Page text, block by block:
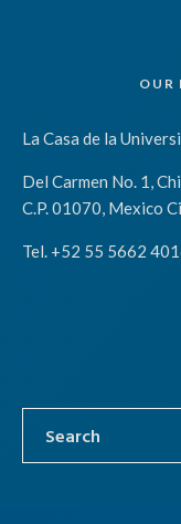
OUR
La Casa de la
Del Carmen No. 1,
C.P. 01070, Mexico
Tel. +52 55 5662